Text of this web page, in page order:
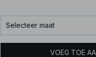
Selecteer maat
VOEG TOE